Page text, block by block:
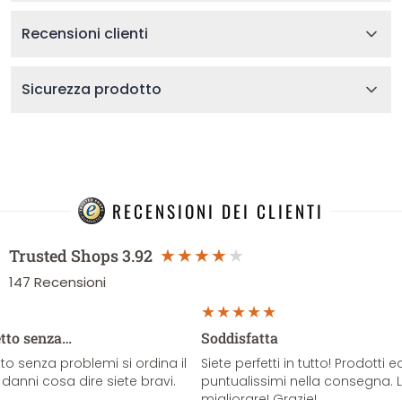
Recensioni clienti
Sicurezza prodotto
RECENSIONI DEI CLIENTI
Trusted Shops3.92
147 Recensioni
senza…
senza problemi si ordina il
cosa dire siete bravi.
Soddisfatta
Siete perfetti in tutto! Prodotti
puntualissimi nella consegna.